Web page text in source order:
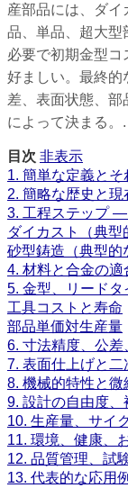
産部品には、ダ
品、単品、超大型
必要で初期金型コ
好ましい。最終的
差、表面状態、部
によって決まる。.
目次 非表示
1. 簡単な定義と
2. 簡略な歴史と
3. 工程ステップ
ダイカスト（典型
砂型鋳造（典型的
4. 材料と合金の適
5. 金型、リード
工具コストと寿命
部品単価対生産量
6. 寸法精度、公
7. 表面仕上げと二
8. 機械的特性と微
9. 設計の自由度
10. 生産量、サイ
11. 環境、健康、
12. 品質管理、試
13. 代表的な応用